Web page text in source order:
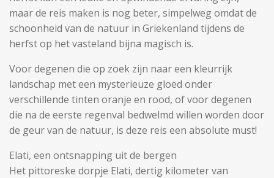
maar de reis maken is nog beter, simpelweg omdat de
schoonheid van de natuur in Griekenland tijdens de
herfst op het vasteland bijna magisch is.
Voor degenen die op zoek zijn naar een kleurrijk
landschap met een mysterieuze gloed onder
verschillende tinten oranje en rood, of voor degenen
die na de eerste regenval bedwelmd willen worden door
de geur van de natuur, is deze reis een absolute must!
Elati, een ontsnapping uit de bergen
Het pittoreske dorpje Elati, dertig kilometer van